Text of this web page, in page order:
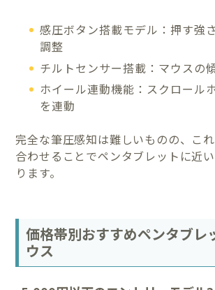
感圧ボタン搭載モデル：押す強
調整
チルトセンサー搭載：マウスの
ホイール連動機能：スクロール
を連動
完全な筆圧感知は難しいものの、こ
合わせることでペンタブレットに近
ります。
価格帯別おすすめペンタブレ
ウス